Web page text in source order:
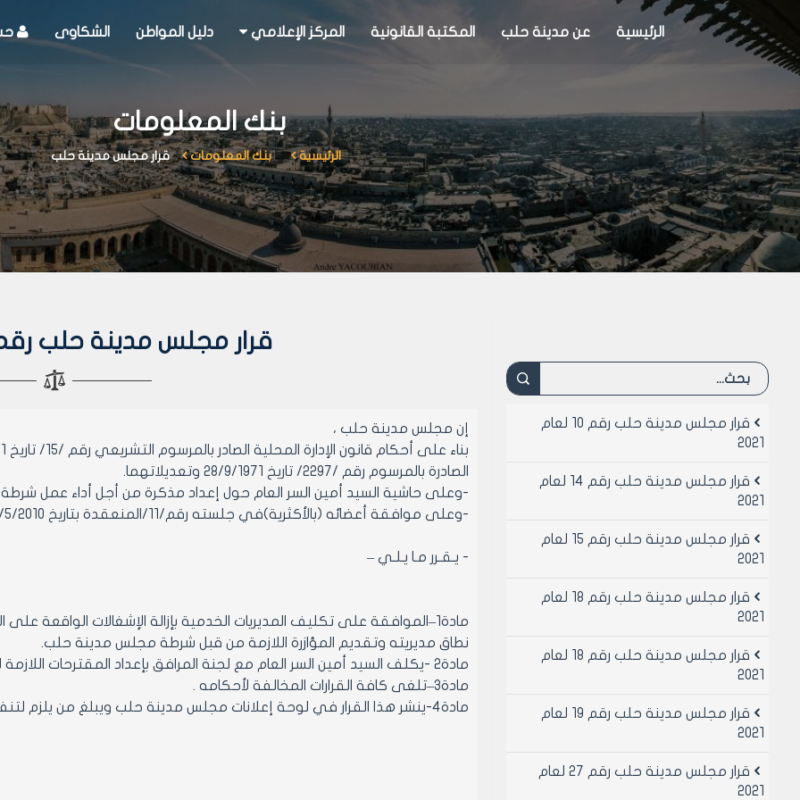
الرئيسية عن مدينة حلب المكتبة القانونية المركز الإعلامي دليل المواطن الشكاوى
بنك المعلومات
الرئيسية بنك المعلومات قرار مجلس مدينة حلب
قرار مجلس مدينة حلب رقم 108 لعام
إن مجلس مدينة حلب ،
بناء على أحكام قانون الإدارة المحلية الصادر بالمرسوم التشريعي رقم /15/ تاريخ 11/5/1971 واللائحة التنفيذية
الصادرة بالمرسوم رقم /2297/ تاريخ 28/9/1971 وتعديلاتهما.
-وعلى حاشية السيد أمين السر العام حول إعداد مذكرة من أجل أداء عمل
-وعلى موافقة أعضائه (بالأكثرية)في جلسته رقم/11/المنعقدة بتاريخ 27/5/2010من دورته العادية الثالثة .
- يـقـرر مـا يـلـي –
مادة1–الموافقة على تكليف المديريات الخدمية بإزالة الإشغالات الواقعة
نطاق مديريته وتقديم المؤازرة اللازمة من قبل شرطة مجلس مدينة حلب.
مادة2 -يكلف السيد أمين السر العام مع لجنة المرافق بإعداد المقترحات اللازمة لذلك وتقديمها للسيد رئيس مجلس مدينة حلب .
مادة3–تلغى كافة القرارات المخالفة لأحكامه .
مادة4-ينشر هذا القرار في لوحة إعلانات مجلس مدينة حلب ويبلغ من يلزم لتنفيذه أصولا.
قرار مجلس مدينة حلب رقم 10 لعام
2021
قرار مجلس مدينة حلب رقم 14 لعام
2021
قرار مجلس مدينة حلب رقم 15 لعام
2021
قرار مجلس مدينة حلب رقم 18 لعام
2021
قرار مجلس مدينة حلب رقم 18 لعام
2021
قرار مجلس مدينة حلب رقم 19 لعام
2021
قرار مجلس مدينة حلب رقم 27 لعام
2021